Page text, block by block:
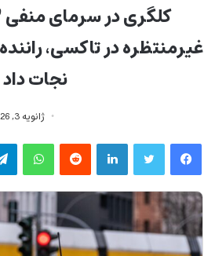
غیرمنتظره در تاکسی،
نجات داد
ژانویه 3, 2026
فیس بوک توییتر لینکدین‫رددیت واتس آپ